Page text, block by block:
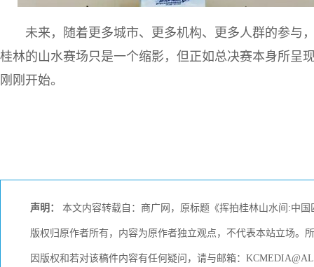
未来，随着更多城市、更多机构、更多人群的参与
桂林的山水赛场只是一个缩影，但正如总决赛本身所呈
刚刚开始。
声明： 本文内容转载自：商广网，原标题《挥拍桂林山水间:中
版权归原作者所有，内容为原作者独立观点，不代表本站立场。
因版权和若对该稿件内容有任何疑问，请与邮箱：